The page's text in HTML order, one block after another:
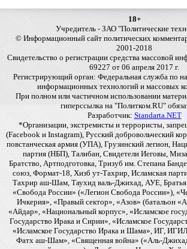
18+
Учредитель - ЗАО "Политические
© Информационный сайт политических
2001-2018
Свидетельство о регистрации средства массовой
69227 от 06 апреля 2017 г.
Регистрирующий орган: Федеральная служба по
информационных технологий и массовых
При полном или частичном использовании
гиперссылка на "Политком.RU"
Разработчик: Standarta.NET
*Организации, экстремисты и террористы,
(Facebook и Instagram), Русский добровольческий
повстанческая армия (УПА), Грузинский легион,
партия (НБП), Талибан, Свидетели Иеговы,
Братство, Артподготовка, Тризуб им. Степана
союз, Формат-18, Хизб ут-Тахрир, Исламская
Тахрир аш-Шам, Таухид валь-Джихад, АУЕ, Братья
«Свобода России» («Легион Свобода России»),
Ичкерия», «Правый сектор», «Азов» (батальон
«Айдар», «Национальный корпус», «Исламское
Государство Ирака и Сирии», «Исламское
«Исламское Государство Ирака и Шама», ИГ,
Фатх аш-Шам», «Священная война» («Аль-